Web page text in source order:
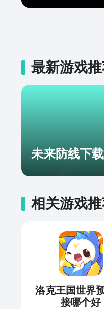
最新游戏
未来防线下
相关游戏
洛克王国世界
接哪个好